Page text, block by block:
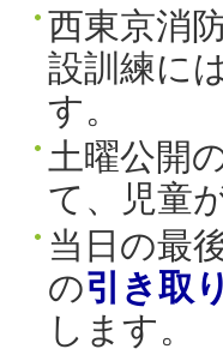
西東京消
設訓練に
す。
土曜公開
て、児童
当日の最
の引き取
します。